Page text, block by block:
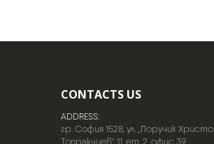
CONTACTS US
ADDRESS:
гр. София 1528, ул. „Поручик Христо
Топракчиев“ 11, ет. 2, офис 39